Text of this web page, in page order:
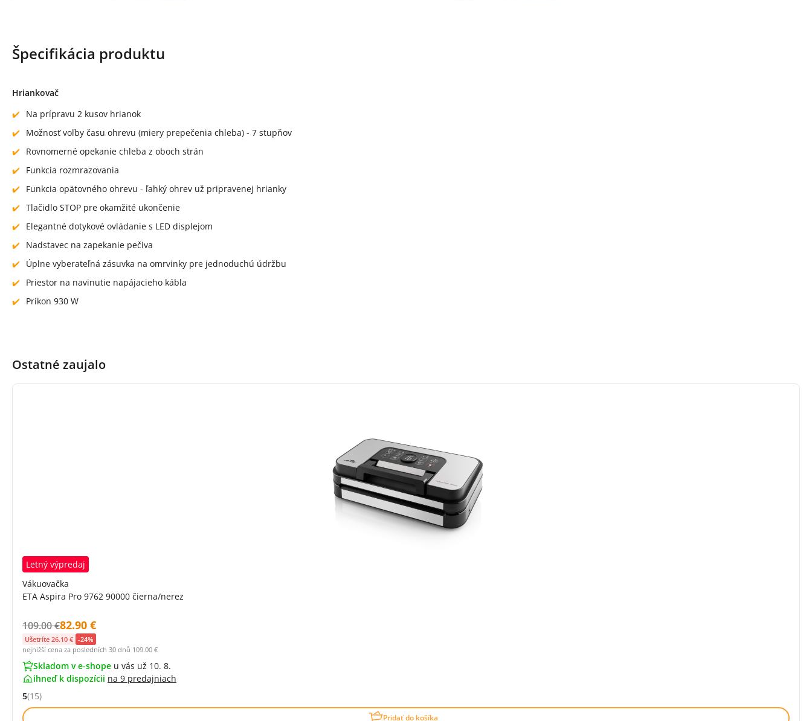
Špecifikácia produktu
Hriankovač
Na prípravu 2 kusov hrianok
Možnosť voľby času ohrevu (miery prepečenia chleba) - 7 stupňov
Rovnomerné opekanie chleba z oboch strán
Funkcia rozmrazovania
Funkcia opätovného ohrevu - ľahký ohrev už pripravenej hrianky
Tlačidlo STOP pre okamžité ukončenie
Elegantné dotykové ovládanie s LED displejom
Nadstavec na zapekanie pečiva
Úplne vyberateľná zásuvka na omrvinky pre jednoduchú údržbu
Priestor na navinutie napájacieho kábla
Príkon 930 W
Ostatné zaujalo
Letný výpredaj
Vákuovačka
ETA Aspira Pro 9762 90000 čierna/nerez
Původní cena s DPH:
109.00 €Cena s DPH:
82.90 €
Ušetríte 26.10 € -24%
nejnižší cena za posledních 30 dnů 109.00 €
Skladom v e-shope u vás už 10. 8.
ihneď k dispozícii na 9 predajniach
Hodnocení: 5 z 5 (15 recenzí)
5(15)
Pridať do košíka